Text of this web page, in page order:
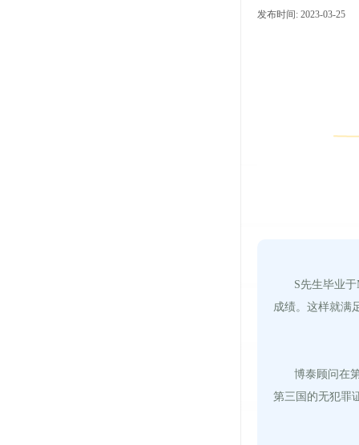
发布时间: 2023-03-25
S先生毕业
成绩。这样就满
博泰顾问在
第三国的无犯罪